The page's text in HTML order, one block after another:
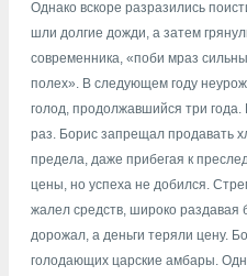
Однако вскоре разразились
шли долгие дожди, а затем
современника, «поби мраз
полех». В следующем году
голод, продолжавшийся три
раз. Борис запрещал продавать
предела, даже прибегая к
цены, но успеха не добился.
жалел средств, широко раздавая
дорожал, а деньги теряли цену.
голодающих царские амбары.